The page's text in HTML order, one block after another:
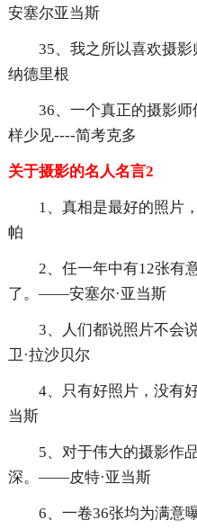
安塞尔亚当斯
35、我之所以喜欢摄
纳德里根
36、一个真正的摄影
样少见----简考克多
关于摄影的名人名言2
1、真相是最好的照片
帕
2、任一年中有12张有
了。——安塞尔·亚当斯
3、人们都说照片不会
卫·拉沙贝尔
4、只有好照片，没有
当斯
5、对于伟大的摄影作
深。——皮特·亚当斯
6、一卷36张均为满意